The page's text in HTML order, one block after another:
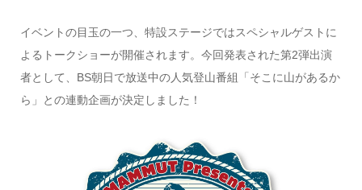
イベントの目玉の一つ、特設ステージではスペシャルゲストに
よるトークショーが開催されます。今回発表された第2弾出演
者として、BS朝日で放送中の人気登山番組「そこに山があるか
ら」との連動企画が決定しました！